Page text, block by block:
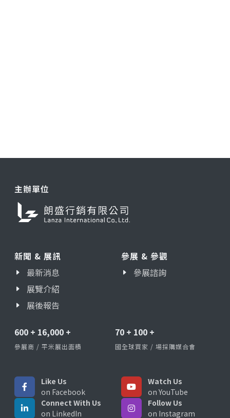
主辦單位
新聞 & 展訊
最新消息
展覽介紹
展後報告
參展 & 參觀
參展諮詢
600 + 16,000 +
參展商 / 平米展出面積
70 + 100 +
國全球買家 / 場採購媒合會
Like Us
on Facebook
Watch Us
on YouTube
Connect With Us
on LinkedIn
Follow Us
on Instagram